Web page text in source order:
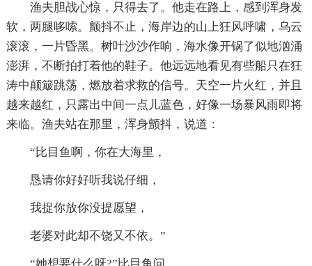
渔夫胆战心惊，只得去了。他走在路上，感到浑身发
软，两腿哆嗦。颤抖不止，海岸边的山上狂风呼啸，乌云
滚滚，一片昏黑。树叶沙沙作响，海水像开锅了似地汹涌
澎湃，不断拍打着他的鞋子。他远远地看见有些船只在狂
涛中颠簸跳荡，燃放着求救的信号。天空一片火红，并且
越来越红，只露出中间一点儿蓝色，好像一场暴风雨即将
来临。渔夫站在那里，浑身颤抖，说道：
“比目鱼啊，你在大海里，
恳请你好好听我说仔细，
我捉你放你没提愿望，
老婆对此却不饶又不依。”